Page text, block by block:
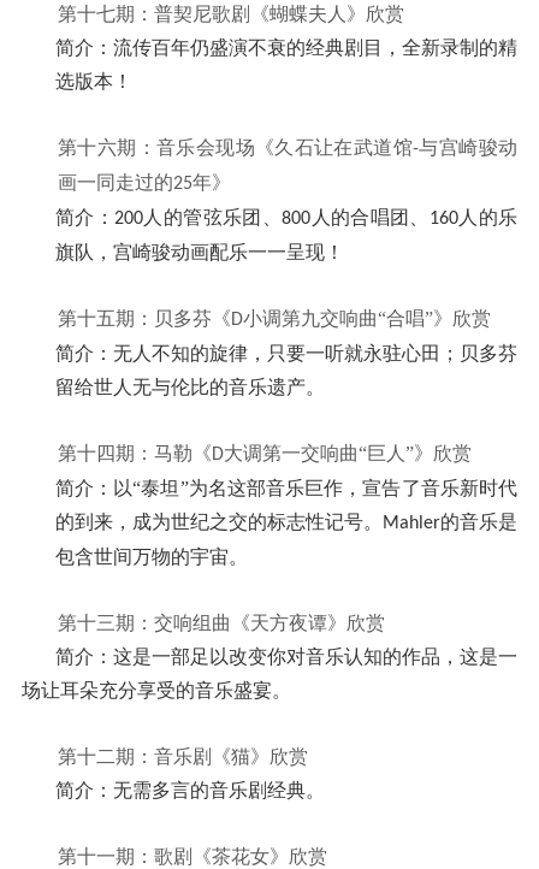
第十七期：普契尼歌剧《蝴蝶夫人》欣赏
简介：流传百年仍盛演不衰的经典剧目，全新录制的精
选版本！
第十六期：音乐会现场《久石让在武道馆-与宫崎骏动
画一同走过的25年》
简介： 200 人的管弦乐团、800 人的合唱团、 160人的乐
旗队，宫崎骏动画配乐一一呈现！
第十五期：贝多芬《D小调第九交响曲“合唱”》欣赏
简介：无人不知的旋律，只要一听就永驻心田；贝多芬
留给世人无与伦比的音乐遗产。
第十四期：马勒《D大调第一交响曲“巨人”》欣赏
简介：以“泰坦”为名这部音乐巨作，宣告了音乐新时代
的到来，成为世纪之交的标志性记号。
Mahler的音乐是
包含世间万物的宇宙。
第十三期：交响组曲《天方夜谭》欣赏
简介：这是一部足以改变你对音乐认知的作品，这是一
场让耳朵充分享受的音乐盛宴。
第十二期：音乐剧《猫》欣赏
简介：无需多言的音乐剧经典。
第十一期：歌剧《茶花女》欣赏